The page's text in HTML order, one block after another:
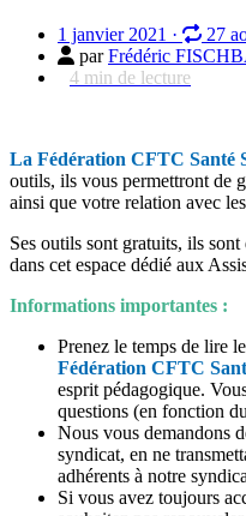
1 janvier 2021 ·
27
parFrédéric
4 min de lecture
La Fédération CFTC Santé
outils, ils vous permettront de
ainsi que votre relation avec
Ses outils sont gratuits, ils
dans cet espace dédié aux
Informations importantes :
Prenez le temps de lire
Fédération CFTC
esprit pédagogique.
questions (en fonction
Nous vous demandons
syndicat, en ne
adhérents à notre
Si vous avez toujours